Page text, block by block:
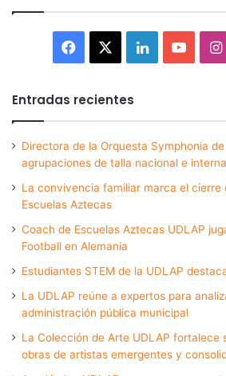
Facebook LinkedIn
Entradas recientes
Directora de la Orquesta Symphonia
agrupaciones de talla nacional e
La convivencia familiar marca el cierre
Escuelas Aztecas
Coach de Escuelas Aztecas UDLAP
Football en Alemania
Estudiantes STEM de la UDLAP
La UDLAP reúne a expertos para
administración pública municipal
La Colección de Arte UDLAP fortalece
obras de artistas emergentes y